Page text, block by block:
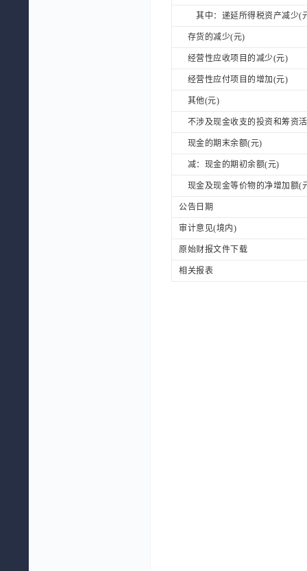
其中：递延所得税资产减少(
存货的减少(元)
经营性应收项目的减少(元)
经营性应付项目的增加(元)
其他(元)
不涉及现金收支的投资和筹资
现金的期末余额(元)
减：现金的期初余额(元)
现金及现金等价物的净增加额(
公告日期
审计意见(境内)
原始财报文件下载
相关报表